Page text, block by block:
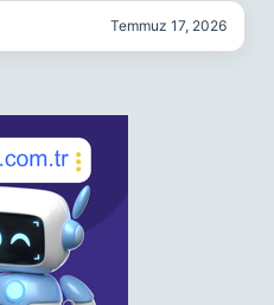
Temmuz 17, 2026